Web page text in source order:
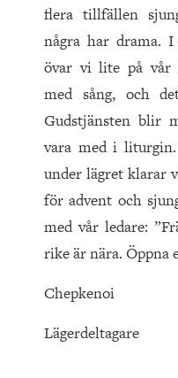
flera tillfällen
några har drama.
övar vi lite på vår
med sång, och
Gudstjänsten blir
vara med i liturgin.
under lägret klarar
för advent och
med vår ledare:
rike är nära. Öppna
Chepkenoi
Lägerdeltagare